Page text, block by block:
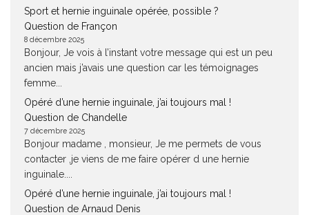
Sport et hernie inguinale opérée, possible ?
Question de Françon
8 décembre 2025
Bonjour, Je vois à l’instant votre message qui est un peu
ancien mais j’avais une question car les témoignages
femme...
Opéré d’une hernie inguinale, j’ai toujours mal !
Question de Chandelle
7 décembre 2025
Bonjour madame , monsieur, Je me permets de vous
contacter ,je viens de me faire opérer d une hernie
inguinale....
Opéré d’une hernie inguinale, j’ai toujours mal !
Question de Arnaud Denis